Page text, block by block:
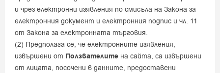
и чрез електронни изявления по смисъла на Закона за
електронния документ и електронния подпис и чл. 11
от Закона за електронната търговия.
(2) Предполага се, че електронните изявления,
извършени от Ползвателите на сайта, са извършени
от лицата, посочени в данните, предоставени